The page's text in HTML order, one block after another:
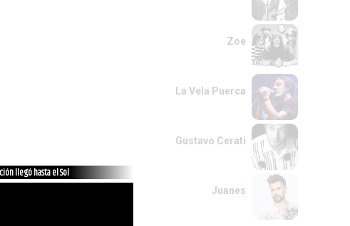
llegó hasta el Sol
Zoe
La Vela Puerca
Gustavo Cerati
Juanes